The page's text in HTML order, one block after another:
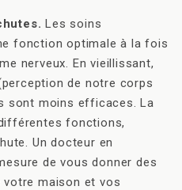
Les soins
fonction optimale à la fois
nerveux. En vieillissant,
de notre corps
sont moins efficaces. La
fonctions,
Un docteur en
de vous donner des
maison et vos